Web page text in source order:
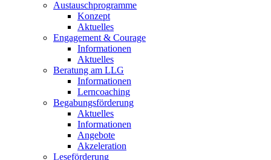
Austauschprogramme
Konzept
Aktuelles
Engagement & Courage
Informationen
Aktuelles
Beratung am LLG
Informationen
Lerncoaching
Begabungsförderung
Aktuelles
Informationen
Angebote
Akzeleration
Leseförderung